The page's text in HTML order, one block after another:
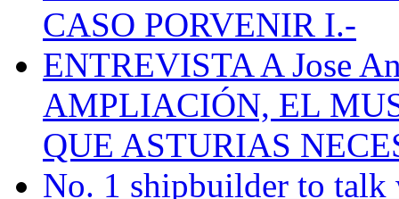
CASO PORVENIR I.-
ENTREVISTA A Jose
AMPLIACIÓN, EL
QUE ASTURIAS
No. 1 shipbuilder to talk